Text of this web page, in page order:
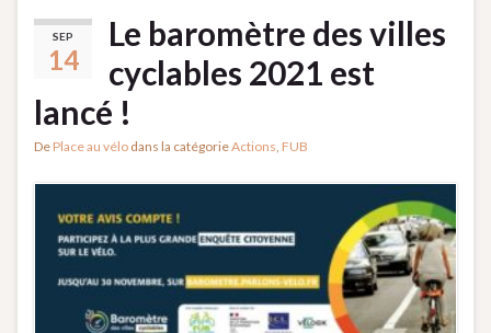
SEP
14
Le baromètre des villes
cyclables 2021 est
lancé !
De Place au vélo dans la catégorieActions FUB